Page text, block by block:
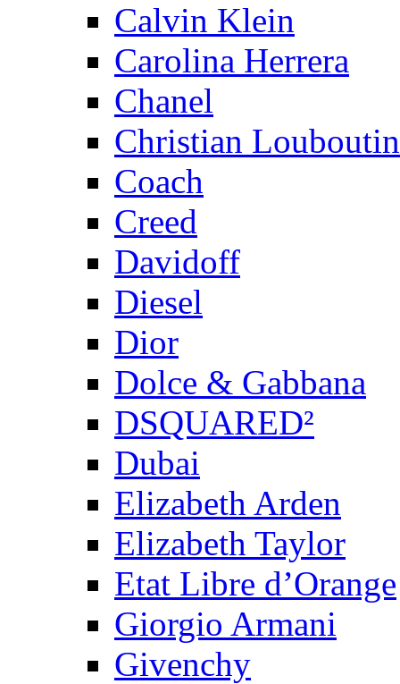
Calvin Klein
Carolina Herrera
Chanel
Christian Louboutin
Coach
Creed
Davidoff
Diesel
Dior
Dolce & Gabbana
DSQUARED²
Dubai
Elizabeth Arden
Elizabeth Taylor
Etat Libre d’Orange
Giorgio Armani
Givenchy